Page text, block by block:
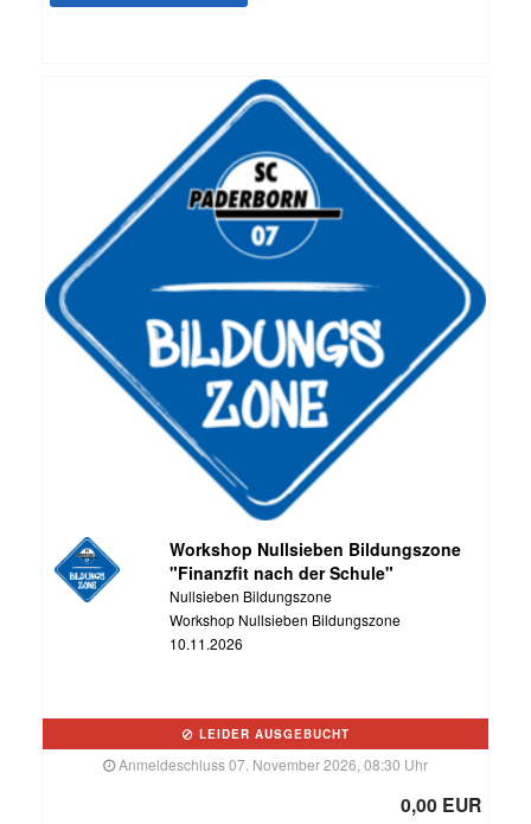
Workshop Nullsieben Bildungszone
"Finanzfit nach der Schule"
Nullsieben Bildungszone
Workshop Nullsieben Bildungszone
10.11.2026
LEIDER AUSGEBUCHT
Anmeldeschluss 07. November 2026, 08:30 Uhr
0,00 EUR